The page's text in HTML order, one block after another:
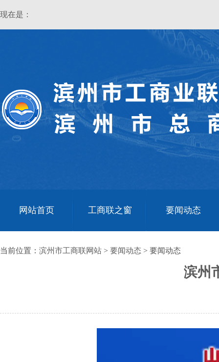
现在是：
网站首页 工商联之窗 要闻动态
当前位置： 滨州市工商联网站 > 要闻动态 > 要闻动态
滨州